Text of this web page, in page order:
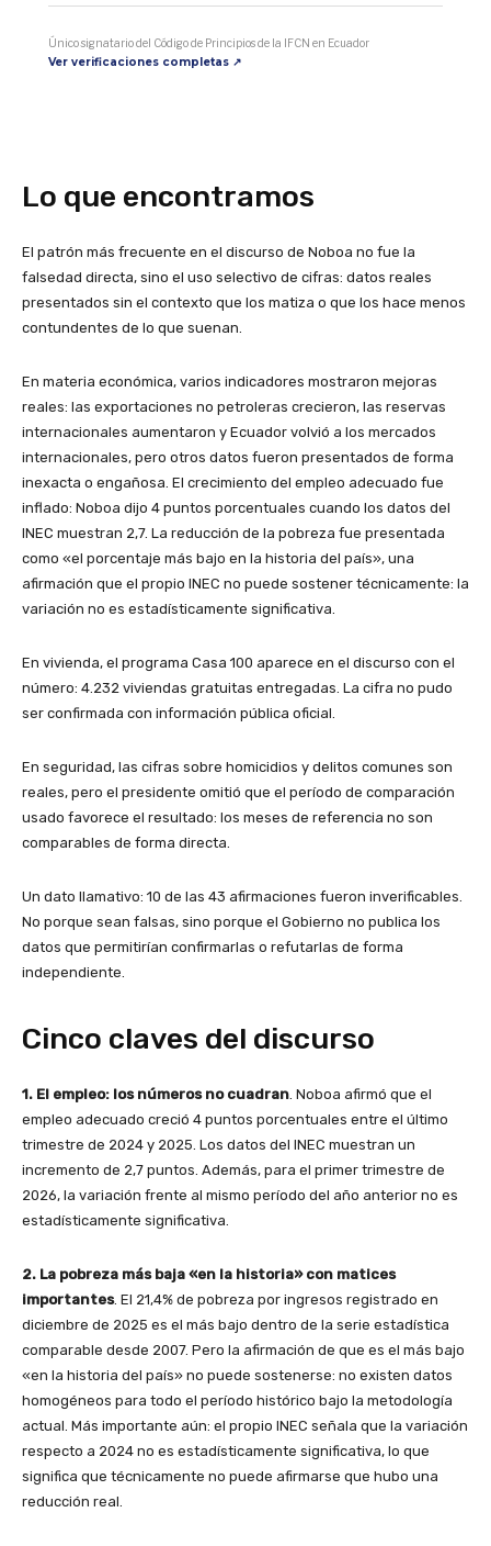
Único signatario del Código de Principios de la IFCN en Ecuador
Ver verificaciones completas ↗
Lo que encontramos
El patrón más frecuente en el discurso de Noboa no fue la
falsedad directa, sino el uso selectivo de cifras: datos reales
presentados sin el contexto que los matiza o que los hace menos
contundentes de lo que suenan.
En materia económica, varios indicadores mostraron mejoras
reales: las exportaciones no petroleras crecieron, las reservas
internacionales aumentaron y Ecuador volvió a los mercados
internacionales, pero otros datos fueron presentados de forma
inexacta o engañosa. El crecimiento del empleo adecuado fue
inflado: Noboa dijo 4 puntos porcentuales cuando los datos del
INEC muestran 2,7. La reducción de la pobreza fue presentada
como «el porcentaje más bajo en la historia del país», una
afirmación que el propio INEC no puede sostener técnicamente: la
variación no es estadísticamente significativa.
En vivienda, el programa Casa 100 aparece en el discurso con el
número: 4.232 viviendas gratuitas entregadas. La cifra no pudo
ser confirmada con información pública oficial.
En seguridad, las cifras sobre homicidios y delitos comunes son
reales, pero el presidente omitió que el período de comparación
usado favorece el resultado: los meses de referencia no son
comparables de forma directa.
Un dato llamativo: 10 de las 43 afirmaciones fueron inverificables.
No porque sean falsas, sino porque el Gobierno no publica los
datos que permitirían confirmarlas o refutarlas de forma
independiente.
Cinco claves del discurso
1. El empleo: los números no cuadran. Noboa afirmó que el
empleo adecuado creció 4 puntos porcentuales entre el último
trimestre de 2024 y 2025. Los datos del INEC muestran un
incremento de 2,7 puntos. Además, para el primer trimestre de
2026, la variación frente al mismo período del año anterior no es
estadísticamente significativa.
2. La pobreza más baja «en la historia» con matices
importantes. El 21,4% de pobreza por ingresos registrado en
diciembre de 2025 es el más bajo dentro de la serie estadística
comparable desde 2007. Pero la afirmación de que es el más bajo
«en la historia del país» no puede sostenerse: no existen datos
homogéneos para todo el período histórico bajo la metodología
actual. Más importante aún: el propio INEC señala que la variación
respecto a 2024 no es estadísticamente significativa, lo que
significa que técnicamente no puede afirmarse que hubo una
reducción real.